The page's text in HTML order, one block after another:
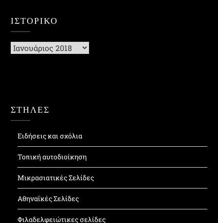
ΙΣΤΟΡΙΚΌ
Ιστορικό
ΣΤΗΛΕΣ
Ειδήσεις και σχόλια
Τοπική αυτοδιοίκηση
Μικρασιατικές Σελίδες
Αθηναϊκές Σελίδες
Φιλαδελφειώτικες σελίδες